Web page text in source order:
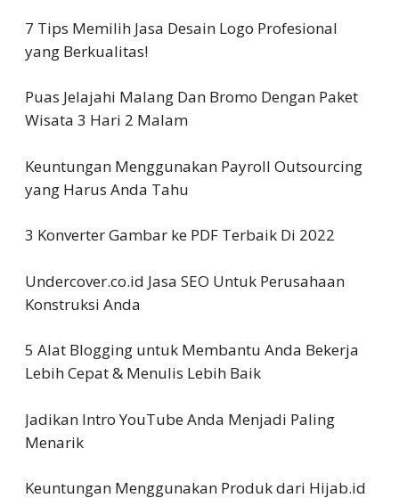
7 Tips Memilih Jasa Desain Logo Profesional
yang Berkualitas!
Puas Jelajahi Malang Dan Bromo Dengan Paket
Wisata 3 Hari 2 Malam
Keuntungan Menggunakan Payroll Outsourcing
yang Harus Anda Tahu
3 Konverter Gambar ke PDF Terbaik Di 2022
Undercover.co.id Jasa SEO Untuk Perusahaan
Konstruksi Anda
5 Alat Blogging untuk Membantu Anda Bekerja
Lebih Cepat & Menulis Lebih Baik
Jadikan Intro YouTube Anda Menjadi Paling
Menarik
Keuntungan Menggunakan Produk dari Hijab.id